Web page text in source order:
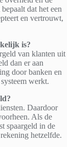
dat het een
en vertrouwt,
is?
van klanten uit
dan er aan
door banken en
werkt.
Daardoor
Als de
spaargeld in de
hetzelfde.